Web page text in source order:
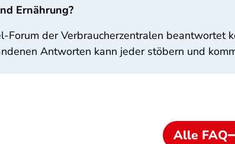
Ernährung?
Forum der Verbraucherzentralen beantwortet
Antworten kann jeder stöbern und
Alle FAQ